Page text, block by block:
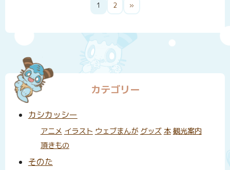
の
ペ
ジ
送
り
1 2 »
カテゴリー
カシカッシー
アニメ イラスト ウェブまんが グッズ 本 観光案内
頂きもの
そのた